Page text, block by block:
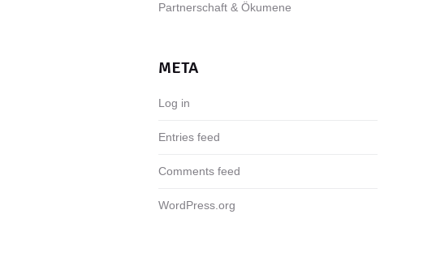
Partnerschaft & Ökumene
META
Log in
Entries feed
Comments feed
WordPress.org